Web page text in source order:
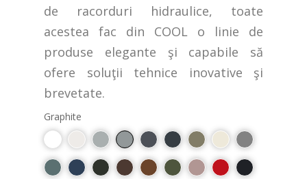
de racorduri hidraulice, toate
acestea fac din COOL o linie de
produse elegante şi capabile să
ofere soluţii tehnice inovative şi
brevetate.
Graphite